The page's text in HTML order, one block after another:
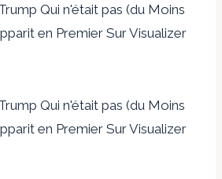
Qui n'était pas (du Moins
en Premier Sur Visualizer
Qui n'était pas (du Moins
en Premier Sur Visualizer